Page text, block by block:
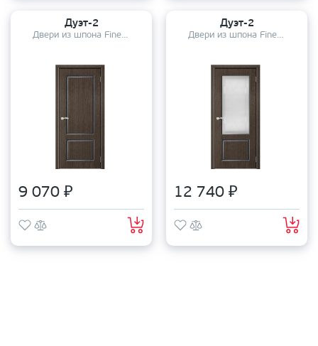
Дуэт-2
Двери из шпона Fine-Line
9 070 ₽
Дуэт-2
Двери из шпона Fine-Line
12 740 ₽